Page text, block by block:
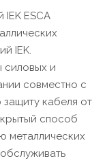
ESCA
IEK.
силовых и
совместно с
кабеля от
способ
металлических